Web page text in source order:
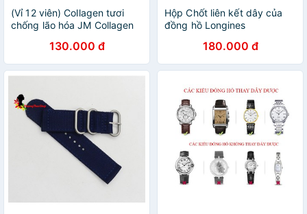
(Vỉ 12 viên) Collagen tươi
chống lão hóa JM Collagen
(12 viên x 400mg)
130.000 đ
Hộp Chốt liên kết dây của
đồng hồ Longines
180.000 đ